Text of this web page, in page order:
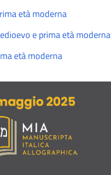
età moderna
e prima età moderna
età moderna